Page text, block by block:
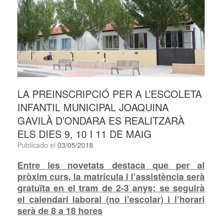
LA PREINSCRIPCIÓ PER A L’ESCOLETA
INFANTIL MUNICIPAL JOAQUINA
GAVILÀ D’ONDARA ES REALITZARÀ
ELS DIES 9, 10 I 11 DE MAIG
Publicado el 03/05/2018
Entre les novetats destaca que per al
pròxim curs, la matrícula i l’assistència serà
gratuïta en el tram de 2-3 anys; se seguirà
el calendari laboral (no l’escolar) i l’horari
serà de 8 a 18 hores